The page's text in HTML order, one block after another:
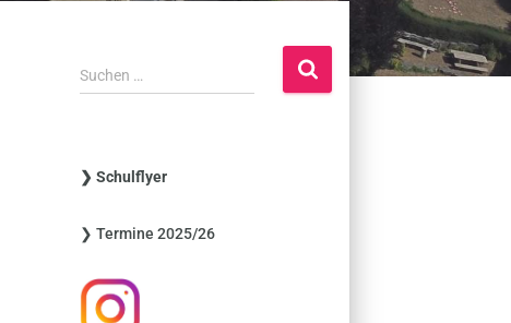
S
u
n
a
h
:
Suchen …
❯ Schulflyer
❯ Termine 2025/26